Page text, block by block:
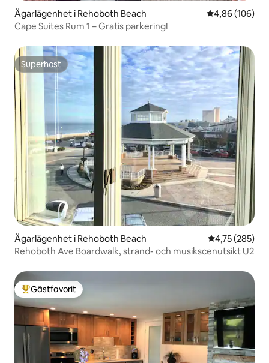
Ägarlägenhet i Rehoboth Beach 4,86 av 5 i
4,86 (106)
Cape Suites Rum 1 – Gratis parkering!
Superhost
Superhost
Ägarlägenhet i Rehoboth Beach 4,75 av 5 i
4,75 (285)
Rehoboth Ave Boardwalk, strand- och musikscenutsikt U2
Populär gästfavorit
Gästfavorit